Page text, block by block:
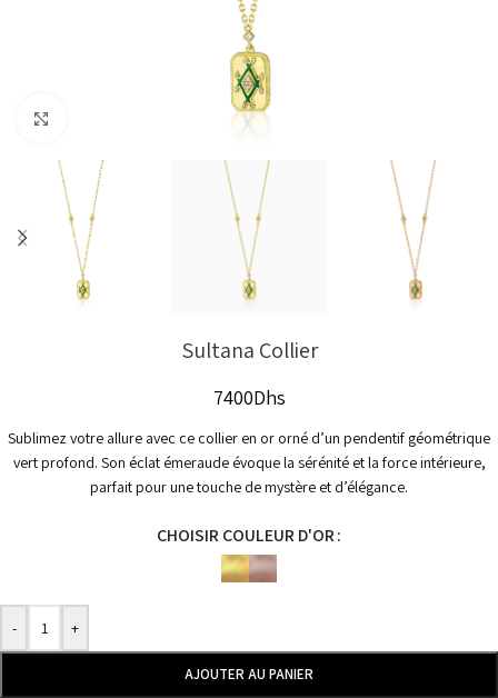
Sultana Collier
7400Dhs
Sublimez votre allure avec ce collier en or orné d’un pendentif géométrique
vert profond. Son éclat émeraude évoque la sérénité et la force intérieure,
parfait pour une touche de mystère et d’élégance.
CHOISIR COULEUR D'OR
- +
AJOUTER AU PANIER